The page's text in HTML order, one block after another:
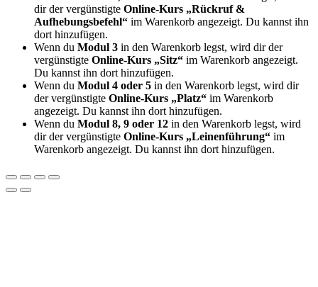
dir der vergünstigte Online-Kurs „Rückruf &
Aufhebungsbefehl“ im Warenkorb angezeigt. Du kannst ihn
dort hinzufügen.
Wenn du Modul 3 in den Warenkorb legst, wird dir der
vergünstigte Online-Kurs „Sitz“ im Warenkorb angezeigt.
Du kannst ihn dort hinzufügen.
Wenn du Modul 4 oder 5 in den Warenkorb legst, wird dir
der vergünstigte Online-Kurs „Platz“ im Warenkorb
angezeigt. Du kannst ihn dort hinzufügen.
Wenn du Modul 8, 9 oder 12 in den Warenkorb legst, wird
dir der vergünstigte Online-Kurs „Leinenführung“ im
Warenkorb angezeigt. Du kannst ihn dort hinzufügen.